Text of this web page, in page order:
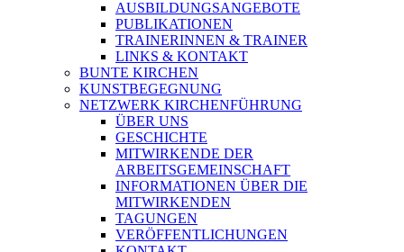
AUSBILDUNGSANGEBOTE
PUBLIKATIONEN
TRAINERINNEN & TRAINER
LINKS & KONTAKT
BUNTE KIRCHEN
KUNSTBEGEGNUNG
NETZWERK KIRCHENFÜHRUNG
ÜBER UNS
GESCHICHTE
MITWIRKENDE DER
ARBEITSGEMEINSCHAFT
INFORMATIONEN ÜBER DIE
MITWIRKENDEN
TAGUNGEN
VERÖFFENTLICHUNGEN